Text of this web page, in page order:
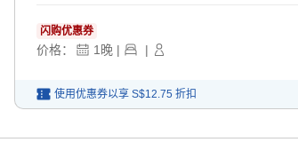
闪购优惠券
价格： 1晚 | |
使用优惠券以享 S$12.75 折扣